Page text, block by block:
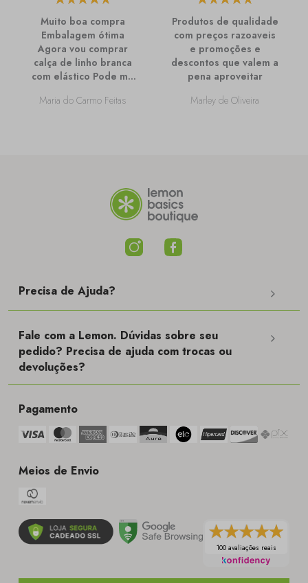
Muito boa compra
Embalagem ótima
Agora vou comprar
calça de linho branca
com elástico Pode me
informações sobre
Maria do Carmo Feitas
Produtos de qualidade
com preços razoaveis
e promoções e
descontos que valem a
pena aproveitar
Marley de Oliveira
Precisa de Ajuda?
Fale com a Lemon. Dúvidas sobre seu
pedido? Precisa de ajuda com trocas ou
devoluções?
Pagamento
Meios de Envio
100 avaliações reais